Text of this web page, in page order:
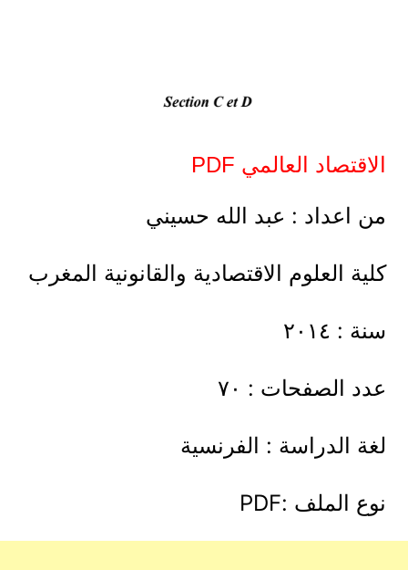
الاقتصاد العالمي PDF
من اعداد : عبد الله حسيني
كلية العلوم الاقتصادية والقانونية المغرب
سنة : ٢٠١٤
عدد الصفحات : ٧٠
لغة الدراسة : الفرنسية
نوع الملف :PDF